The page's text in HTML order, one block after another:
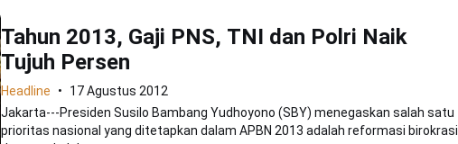
Tahun 2013, Gaji PNS, TNI dan Polri Naik
Tujuh Persen
Headline
17 Agustus 2012
Jakarta---Presiden Susilo Bambang Yudhoyono (SBY) menegaskan salah satu
prioritas nasional yang ditetapkan dalam APBN 2013 adalah reformasi birokrasi